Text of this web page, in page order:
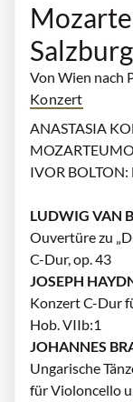
Salzburg
Von Wien nach
Konzert
ANASTASIA
IVOR
LUDWIG VAN
Ouvertüre zu
C-Dur, op. 43
JOSEPH
Konzert C-Dur
Hob. VIIb:1
JOHANNES
Ungarische
für Violoncello